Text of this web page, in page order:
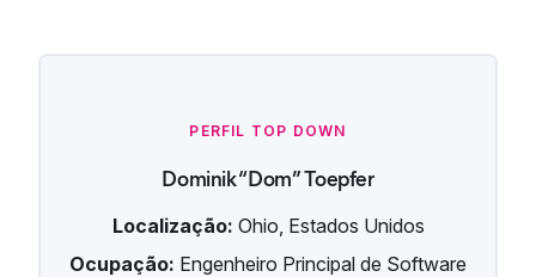
PERFIL TOP DOWN
Dominik “Dom” Toepfer
Localização: Ohio, Estados Unidos
Ocupação: Engenheiro Principal de Software